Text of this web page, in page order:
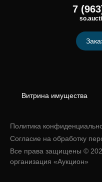
Витрина имущества
Политика
Согласие на обработку
Все права защищены ©
организация «Аукцион»
7